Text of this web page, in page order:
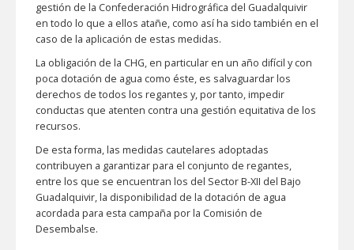
gestión de la Confederación Hidrográfica del Guadalquivir
en todo lo que a ellos atañe, como así ha sido también en el
caso de la aplicación de estas medidas.
La obligación de la CHG, en particular en un año difícil y con
poca dotación de agua como éste, es salvaguardar los
derechos de todos los regantes y, por tanto, impedir
conductas que atenten contra una gestión equitativa de los
recursos.
De esta forma, las medidas cautelares adoptadas
contribuyen a garantizar para el conjunto de regantes,
entre los que se encuentran los del Sector B-XII del Bajo
Guadalquivir, la disponibilidad de la dotación de agua
acordada para esta campaña por la Comisión de
Desembalse.